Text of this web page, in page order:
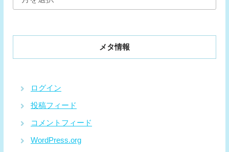
ー
メタ情報
ログイン
投稿フィード
コメントフィード
WordPress.org